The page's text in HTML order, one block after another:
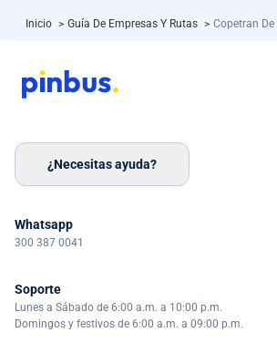
Inicio > Guía De Empresas Y Rutas > Copetran
¿Necesitas ayuda?
Whatsapp
300 387 0041
Soporte
Lunes a Sábado de 6:00 a.m. a 10:00 p.m.
Domingos y festivos de 6:00 a.m. a 09:00 p.m.